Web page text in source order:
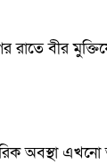
রাতে বীর
অবস্থা এখনো